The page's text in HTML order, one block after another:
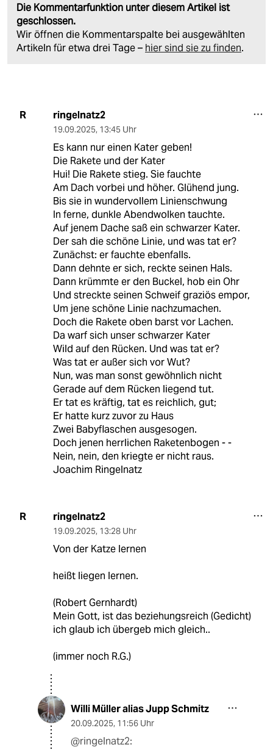
Die Kommentarfunktion unter diesem Artikel ist
geschlossen.
Wir öffnen die Kommentarspalte bei ausgewählten
Artikeln für etwa drei Tage – hier sind sie zu finden.
R ringelnatz2
19.09.2025, 13:45 Uhr
Es kann nur einen Kater geben!
Die Rakete und der Kater
Hui! Die Rakete stieg. Sie fauchte
Am Dach vorbei und höher. Glühend jung.
Bis sie in wundervollem Linienschwung
In ferne, dunkle Abendwolken tauchte.
Auf jenem Dache saß ein schwarzer Kater.
Der sah die schöne Linie, und was tat er?
Zunächst: er fauchte ebenfalls.
Dann dehnte er sich, reckte seinen Hals.
Dann krümmte er den Buckel, hob ein Ohr
Und streckte seinen Schweif graziös empor,
Um jene schöne Linie nachzumachen.
Doch die Rakete oben barst vor Lachen.
Da warf sich unser schwarzer Kater
Wild auf den Rücken. Und was tat er?
Was tat er außer sich vor Wut?
Nun, was man sonst gewöhnlich nicht
Gerade auf dem Rücken liegend tut.
Er tat es kräftig, tat es reichlich, gut;
Er hatte kurz zuvor zu Haus
Zwei Babyflaschen ausgesogen.
Doch jenen herrlichen Raketenbogen - -
Nein, nein, den kriegte er nicht raus.
Joachim Ringelnatz
R ringelnatz2
19.09.2025, 13:28 Uhr
Von der Katze lernen
heißt liegen lernen.
(Robert Gernhardt)
Mein Gott, ist das beziehungsreich (Gedicht)
ich glaub ich übergeb mich gleich..
(immer noch R.G.)
Willi Müller alias Jupp Schmitz
20.09.2025, 11:56 Uhr
@ringelnatz2: